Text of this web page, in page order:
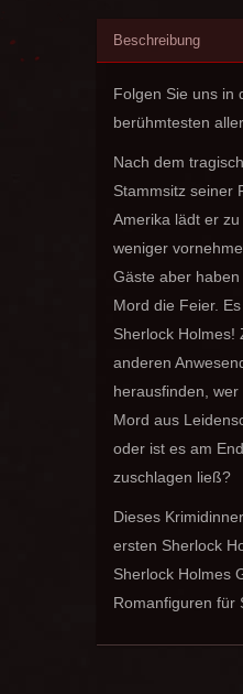
Beschreibung
Folgen Sie uns in
berühmtesten
Nach dem
Stammsitz seiner
Amerika lädt er
weniger
Gäste aber
Mord die Feier.
Sherlock Holmes!
anderen
herausfinden,
Mord aus
oder ist es am
zuschlagen ließ?
Dieses
ersten Sherlock
Sherlock Holmes
Romanfiguren für